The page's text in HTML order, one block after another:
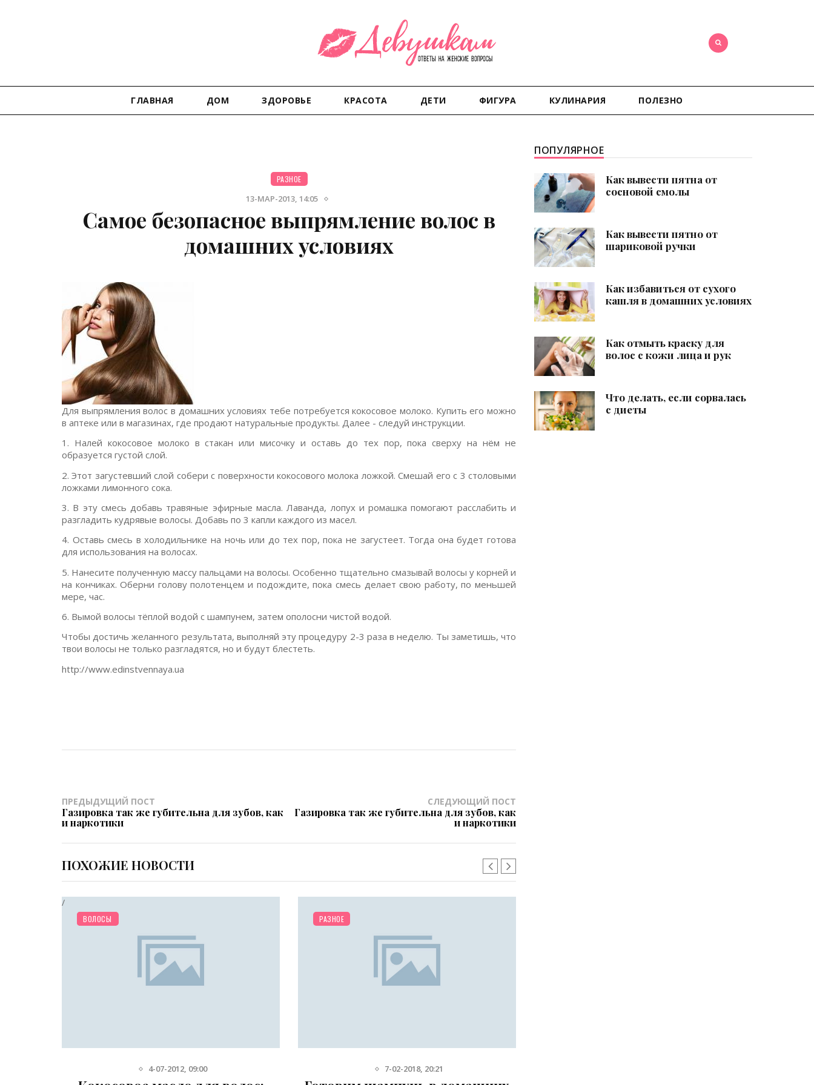
ГЛАВНАЯ ДОМ ЗДОРОВЬЕ КРАСОТА ДЕТИ ФИГУРА КУЛИНАРИЯ ПОЛЕЗНО
РАЗНОЕ
13-МАР-2013, 14:05
Самое безопасное выпрямление волос в
домашних условиях
Для выпрямления волос в домашних условиях тебе потребуется кокосовое молоко. Купить его можно
в аптеке или в магазинах, где продают натуральные продукты. Далее - следуй инструкции.
1. Налей кокосовое молоко в стакан или мисочку и оставь до тех пор, пока сверху на нём не
образуется густой слой.
2. Этот загустевший слой собери с поверхности кокосового молока ложкой. Смешай его с 3 столовыми
ложками лимонного сока.
3. В эту смесь добавь травяные эфирные масла. Лаванда, лопух и ромашка помогают расслабить и
разгладить кудрявые волосы. Добавь по 3 капли каждого из масел.
4. Оставь смесь в холодильнике на ночь или до тех пор, пока не загустеет. Тогда она будет готова
для использования на волосах.
5. Нанесите полученную массу пальцами на волосы. Особенно тщательно смазывай волосы у корней и
на кончиках. Оберни голову полотенцем и подождите, пока смесь делает свою работу, по меньшей
мере, час.
6. Вымой волосы тёплой водой с шампунем, затем ополосни чистой водой.
Чтобы достичь желанного результата, выполняй эту процедуру 2-3 раза в неделю. Ты заметишь, что
твои волосы не только разгладятся, но и будут блестеть.
http://www.edinstvennaya.ua
ПРЕДЫДУЩИЙ ПОСТ
Газировка так же губительна для зубов, как
и наркотики
СЛЕДУЮЩИЙ ПОСТ
Газировка так же губительна для зубов, как
и наркотики
ПОХОЖИЕ НОВОСТИ
КРАСОТА
/
ВОЛОСЫ
4-07-2012, 09:00
РАЗНОЕ
7-02-2018, 20:21
ПОПУЛЯРНОЕ
Как вывести пятна от
сосновой смолы
Как вывести пятно от
шариковой ручки
Как избавиться от сухого
кашля в домашних условиях
Как отмыть краску для
волос с кожи лица и рук
Что делать, если сорвалась
с диеты